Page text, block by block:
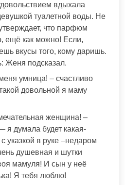
вдыхала
туалетной воды. Не
что парфюм
ещё как можно! Если,
вкусы того, кому даришь.
Женя подсказал.
умница! – счастливо
довольной я маму
женщина! –
я думала будет какая-
указкой в руке –недаром
душевная и шутки
мамуля! И сын у неё
Я тебя люблю!